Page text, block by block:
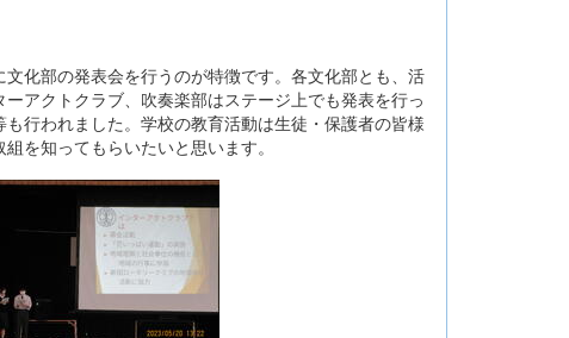
化部の発表会を行うのが特徴です。各文化部とも、活
アクトクラブ、吹奏楽部はステージ上でも発表を行っ
行われました。学校の教育活動は生徒・保護者の皆様
を知ってもらいたいと思います。